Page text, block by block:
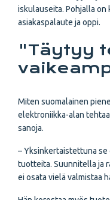
iskulauseita. Pohjalla on
asiakaspalaute ja oppi.
"Täytyy
Miten suomalainen
elektroniikka-alan
sanoja.
– Yksinkertaistettuna se
tuotteita. Suunnitella ja
ei osata vielä valmistaa